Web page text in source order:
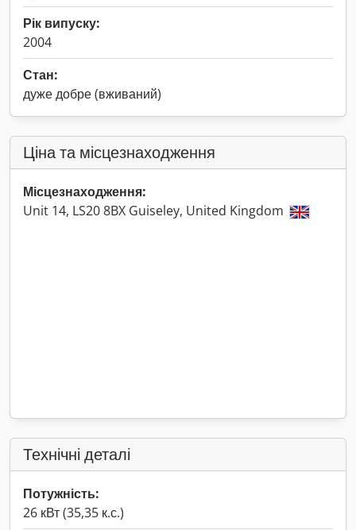
Рік випуску:
2004
Стан:
дуже добре (вживаний)
Ціна та місцезнаходження
Місцезнаходження:
Unit 14, LS20 8BX Guiseley, United Kingdom
Технічні деталі
Потужність:
26 кВт (35,35 к.с.)